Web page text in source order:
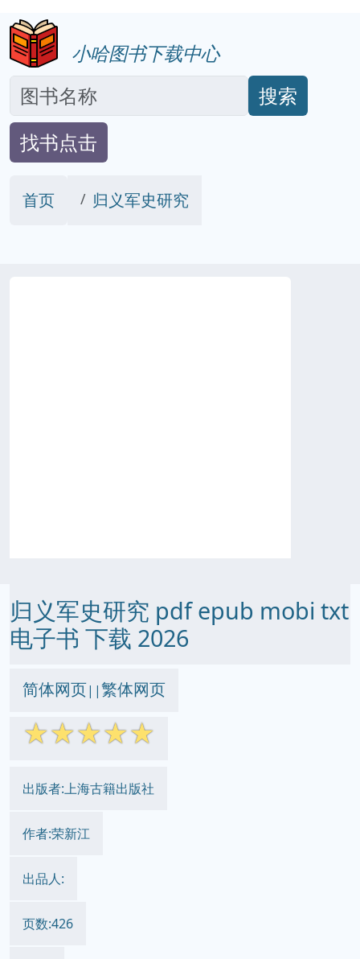
小哈图书下载中心
搜索
找书点击
首页 归义军史研究
归义军史研究 pdf epub mobi txt
电子书 下载 2026
简体网页||繁体网页
☆☆☆☆☆
出版者:上海古籍出版社
作者:荣新江
出品人:
页数:426